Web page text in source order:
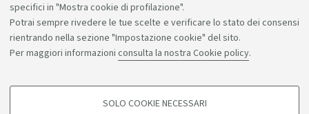
specifici in "Mostra cookie di profilazione".
Potrai sempre rivedere le tue scelte e verificare lo stato dei consensi
rientrando nella sezione "Impostazione cookie" del sito.
Per maggiori informazioni consulta la nostra Cookie policy.
SOLO COOKIE NECESSARI
Seguici su: